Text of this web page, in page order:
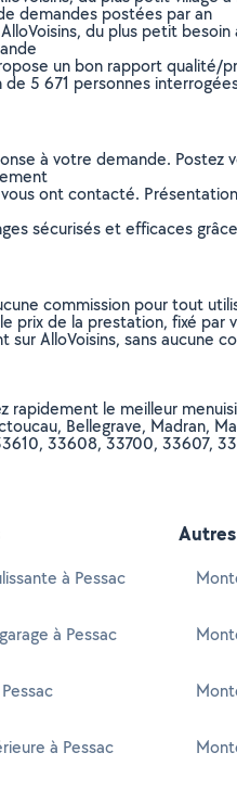
demandes postées par an
du plus petit besoin
un bon rapport qualité/
de 5 671 personnes
à votre demande.
ont contacté.
sécurisés et efficaces
commission pour tout
de la prestation, fixé par
AlloVoisins, sans aucune
rapidement le meilleur
Bellegrave, Madran,
33608, 33700, 33607,
à Pessac
à Pessac
à Pessac